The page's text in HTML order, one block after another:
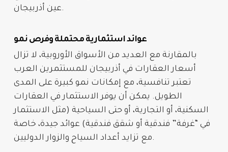
عين أذربيجان.
عوائد استثمارية محتملة وفرص نمو
بالمقارنة مع العديد من الأسواق الأوروبية، لا تزال
أسعار العقارات في أذربيجان للمستثمرين العرب
تعتبر تنافسية، مع إمكانات نمو كبيرة على المدى
الطويل. يمكن أن يوفر الاستثمار في العقارات
السكنية، أو التجارية، أو حتى السياحية (مثل الاستثمار
في “غرفة” فندقية أو شقق فندقية) عوائد جيدة، خاصة
مع تزايد أعداد السياح والزوار الدوليين.